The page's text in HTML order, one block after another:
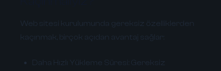
Web sitesi kurulumunda gereksiz özelliklerden
kaçınmak, birçok açıdan avantaj sağlar:
Daha Hızlı Yükleme Süresi: Gereksiz